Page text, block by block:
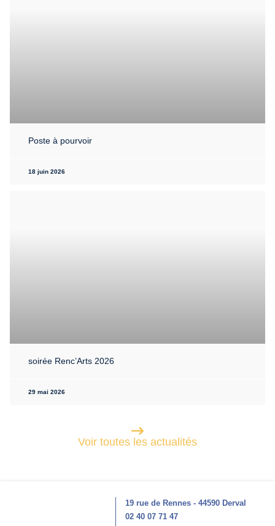
Poste à pourvoir
18 juin 2026
soirée Renc’Arts 2026
29 mai 2026
Voir toutes les actualités
19 rue de Rennes - 44590 Derval
02 40 07 71 47